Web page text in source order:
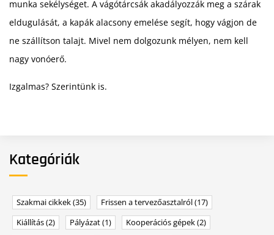
munka sekélységet. A vágótárcsák akadályozzák meg a szárak
eldugulását, a kapák alacsony emelése segít, hogy vágjon de
ne szállítson talajt. Mivel nem dolgozunk mélyen, nem kell
nagy vonóerő.
Izgalmas? Szerintünk is.
Kategóriák
Szakmai cikkek(35) Frissen a tervezőasztalról(17)
Kiállítás(2) Pályázat(1) Kooperációs gépek(2)